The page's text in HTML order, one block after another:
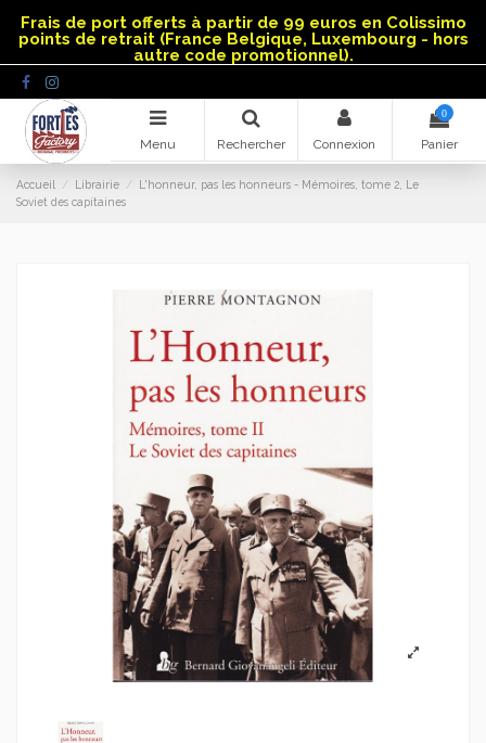
Frais de port offerts à partir de 99 euros en Colissimo
points de retrait (France Belgique, Luxembourg - hors
autre code promotionnel).
Menu Rechercher Connexion
0
Panier
Accueil Librairie
L'honneur, pas les honneurs - Mémoires, tome 2, Le
Soviet des capitaines